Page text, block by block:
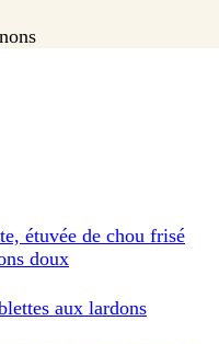
étuvée de chou frisé
doux
aux lardons